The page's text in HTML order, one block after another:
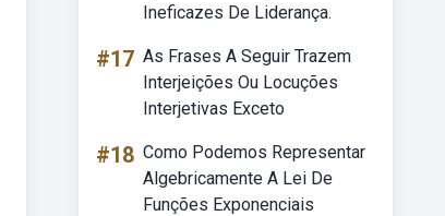
Ineficazes De Liderança.
#17 As Frases A Seguir Trazem
Interjeições Ou Locuções
Interjetivas Exceto
#18 Como Podemos Representar
Algebricamente A Lei De
Funções Exponenciais